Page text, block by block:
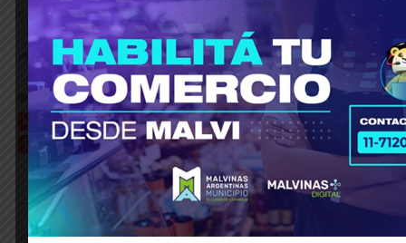
En «Cultura»
Share this Article
Etiquetado: © Grupo Agencia del Plata Colectivos
Kicillof
Marinucci
provincia de buenos aires
Subsidios
Transporte Público